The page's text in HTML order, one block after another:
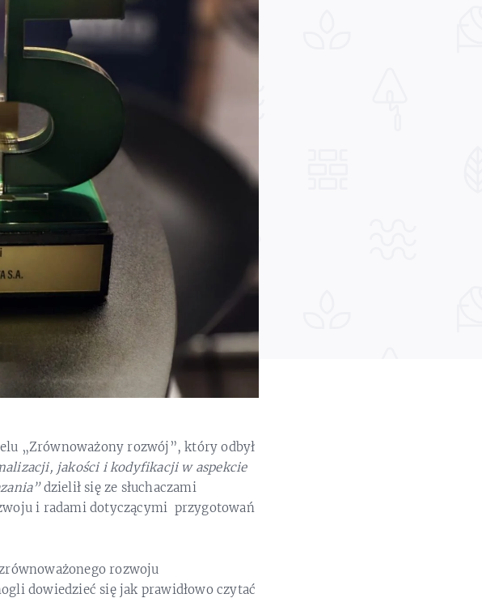
„Zrównoważony rozwój”, który odbył
jakości i kodyfikacji w aspekcie
dzielił się ze słuchaczami
i radami dotyczącymi przygotowań
rozwoju
dowiedzieć się jak prawidłowo czytać